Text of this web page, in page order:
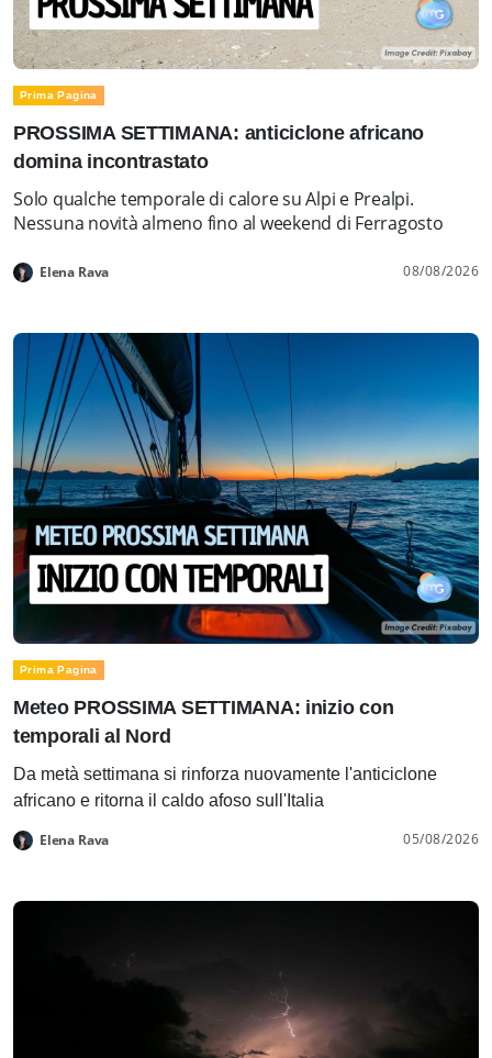
Prima Pagina
PROSSIMA SETTIMANA: anticiclone africano
domina incontrastato
Solo qualche temporale di calore su Alpi e Prealpi.
Nessuna novità almeno fino al weekend di Ferragosto
Elena Rava 08/08/2026
Prima Pagina
Meteo PROSSIMA SETTIMANA: inizio con
temporali al Nord
Da metà settimana si rinforza nuovamente l'anticiclone
africano e ritorna il caldo afoso sull'Italia
Elena Rava 05/08/2026